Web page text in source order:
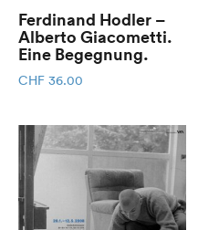
Ferdinand Hodler –
Alberto Giacometti.
Eine Begegnung.
CHF 36.00